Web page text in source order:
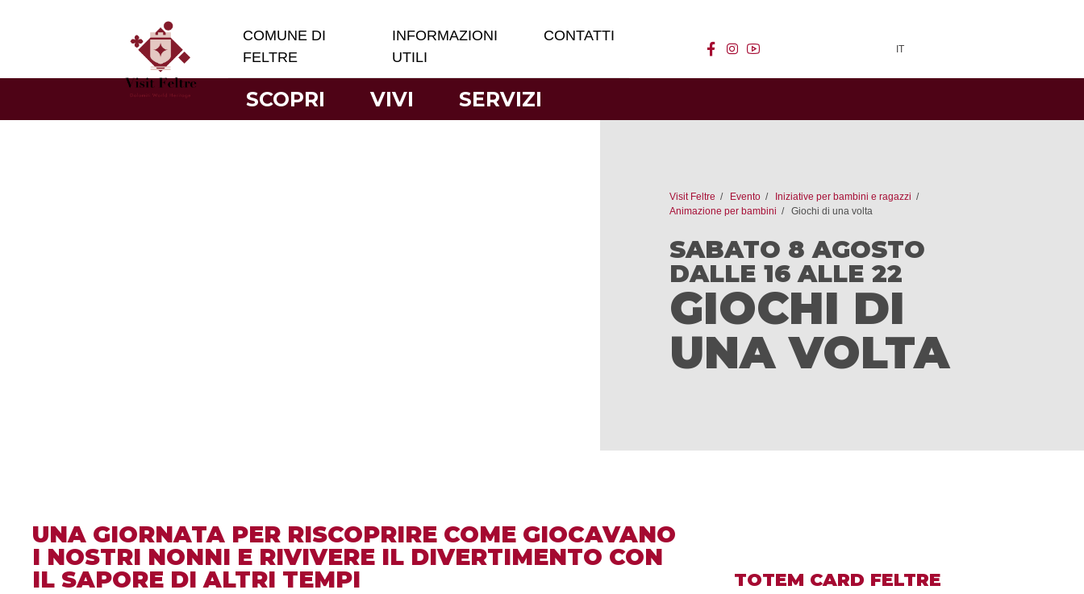
COMUNE DI
FELTRE
INFORMAZIONI
UTILI
CONTATTI
facebook
instagram IT
SCOPRI VIVI SERVIZI
Visit Feltre Evento
Iniziative per bambini e ragazzi
Animazione per bambini
Giochi di una volta
SABATO 8 AGOSTO
DALLE 16 ALLE 22
GIOCHI DI
UNA VOLTA
UNA GIORNATA PER RISCOPRIRE COME GIOCAVANO
I NOSTRI NONNI E RIVIVERE IL DIVERTIMENTO CON
IL SAPORE DI ALTRI TEMPI
TOTEM CARD FELTRE